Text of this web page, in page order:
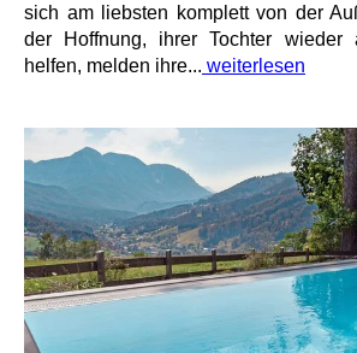
sich am liebsten komplett von der
der Hoffnung, ihrer Tochter
helfen, melden ihre... weiterlesen